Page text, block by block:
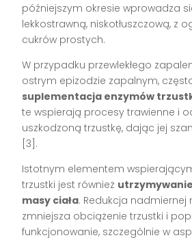
późniejszym okresie wprowadza
lekkostrawną, niskotłuszczową, z
cukrów prostych.
W przypadku przewlekłego
ostrym epizodzie zapalnym,
suplementacja enzymów
te wspierają procesy trawienne i
uszkodzoną trzustkę, dając jej
[3].
Istotnym elementem
trzustki jest również
masy ciała. Redukcja nadmiernej
zmniejsza obciążenie trzustki i
funkcjonowanie, szczególnie w